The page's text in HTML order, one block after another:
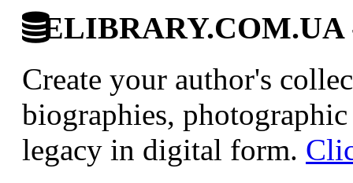
ELIBRARY.COM.UA
Create your author's
biographies,
legacy in digital form.